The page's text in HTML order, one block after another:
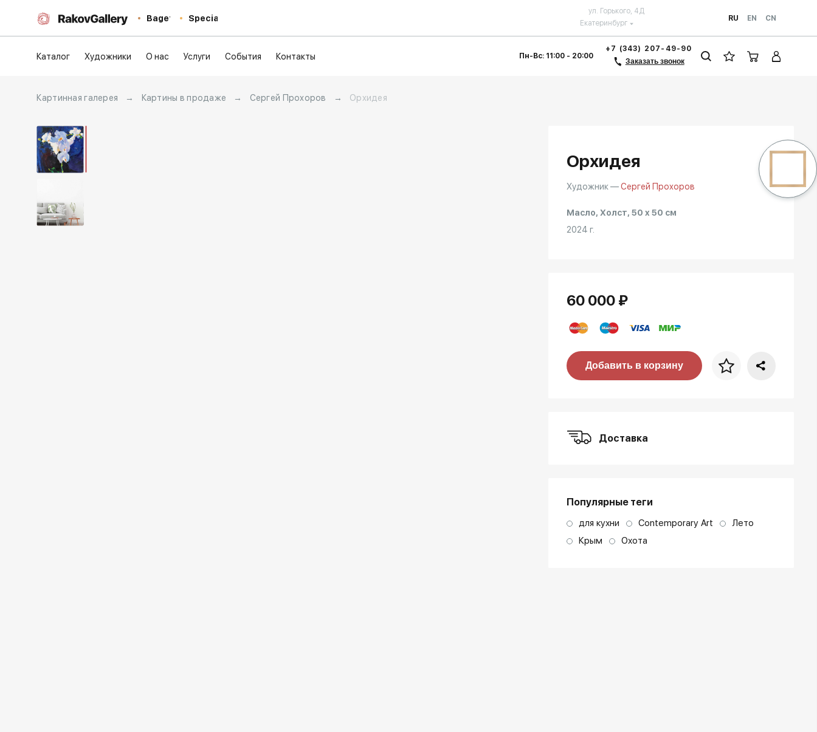
Baget Special Екатеринбург
ул. Горького, 4Д
RU
EN CN
Каталог Художники О нас Услуги События Контакты Пн-Вс: 11:00 - 20:00
+7 (343) 207-49-90
Заказать звонок
Картинная галерея → Картины в продаже → Сергей Прохоров → Орхидея
Орхидея
Художник —Сергей Прохоров
Масло, Холст, 50 x 50 см
2024 г.
60 000 ₽
Цена за багет
Добавить в корзину
Доставка
Популярные теги
для кухни Contemporary Art
Лето
Крым
Охота